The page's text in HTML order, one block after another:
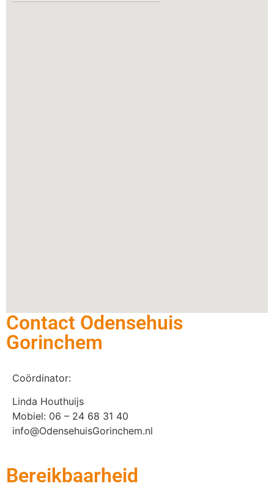
Contact Odensehuis
Gorinchem
Coördinator:
Linda Houthuijs
Mobiel: 06 – 24 68 31 40
info@OdensehuisGorinchem.nl
Bereikbaarheid